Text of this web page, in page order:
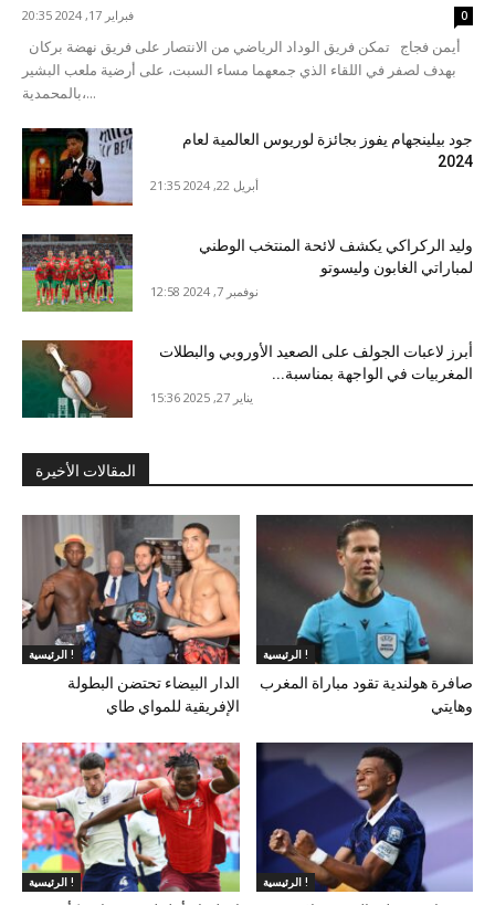
فبراير 17, 2024 20:35 0
بهدف لصفر في اللقاء الذي جمعهما مساء السبت، على أرضية ملعب البشير
بالمحمدية،...
جود بيلينجهام يفوز بجائزة لوريوس العالمية لعام
2024
أبريل 22, 2024 21:35
وليد الركراكي يكشف لائحة المنتخب الوطني
لمباراتي الغابون وليسوتو
نوفمبر 7, 2024 12:58
أبرز لاعبات الجولف على الصعيد الأوروبي والبطلات
المغربيات في الواجهة بمناسبة...
يناير 27, 2025 15:36
المقالات الأخيرة
الرئيسية !
الدار البيضاء تحتضن البطولة
الإفريقية للمواي طاي
الرئيسية !
صافرة هولندية تقود مباراة المغرب
وهايتي
الرئيسية ! الرئيسية !